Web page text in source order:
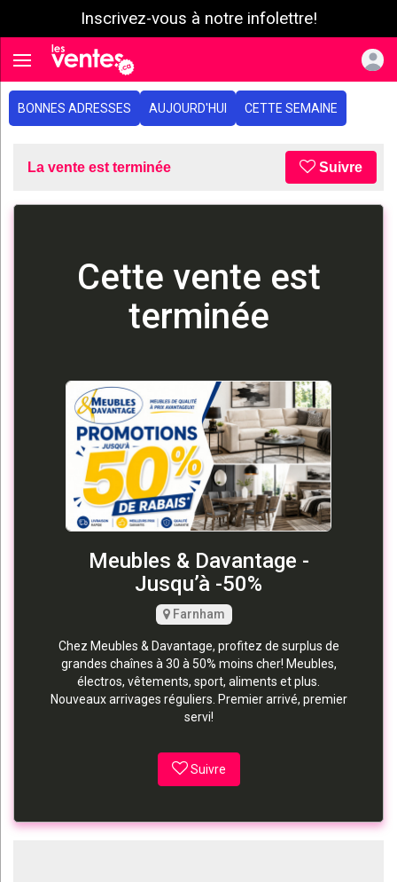
Inscrivez-vous à notre infolettre!
Toggle navigation
BONNES ADRESSES AUJOURD'HUI CETTE SEMAINE
La vente est terminée Suivre
Cette vente est
terminée
Meubles & Davantage -
Jusqu’à -50%
Farnham
Chez Meubles & Davantage, profitez de surplus de
grandes chaînes à 30 à 50% moins cher! Meubles,
électros, vêtements, sport, aliments et plus.
Nouveaux arrivages réguliers. Premier arrivé, premier
servi!
Suivre